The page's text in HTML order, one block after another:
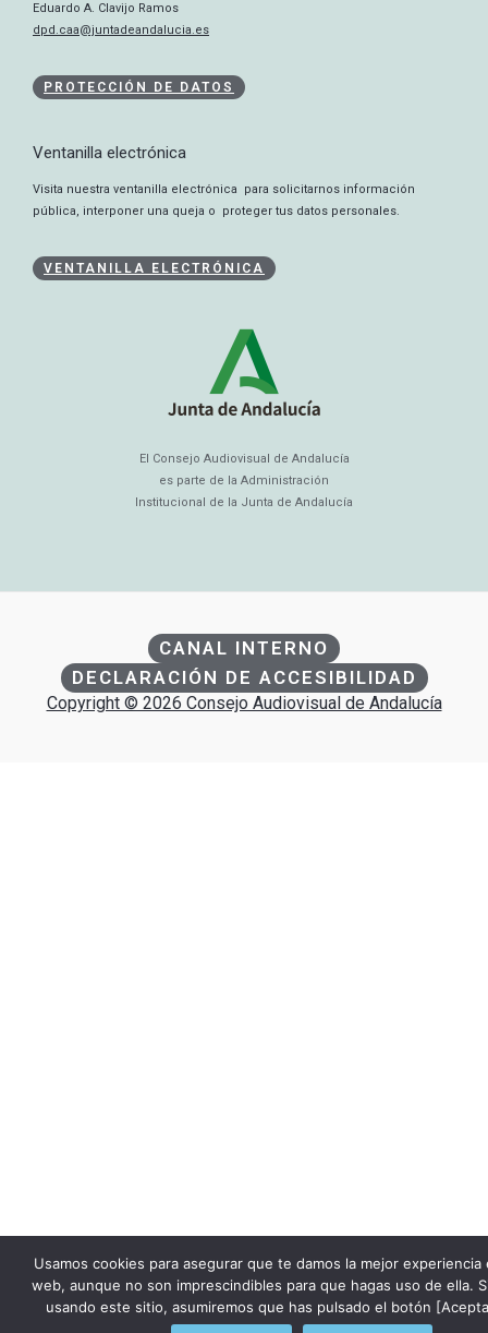
Eduardo A. Clavijo Ramos
dpd.caa@juntadeandalucia.es
PROTECCIÓN DE DATOS
Ventanilla electrónica
Visita nuestra ventanilla electrónica para solicitarnos información
pública, interponer una queja o proteger tus datos personales.
VENTANILLA ELECTRÓNICA
El Consejo Audiovisual de Andalucía
es parte de la Administración
Institucional de la Junta de Andalucía
CANAL INTERNO
DECLARACIÓN DE ACCESIBILIDAD
Copyright © 2026 Consejo Audiovisual de Andalucía
Usamos cookies para asegurar que te damos la mejor experiencia
web, aunque no son imprescindibles para que hagas uso de ella.
usando este sitio, asumiremos que has pulsado el botón